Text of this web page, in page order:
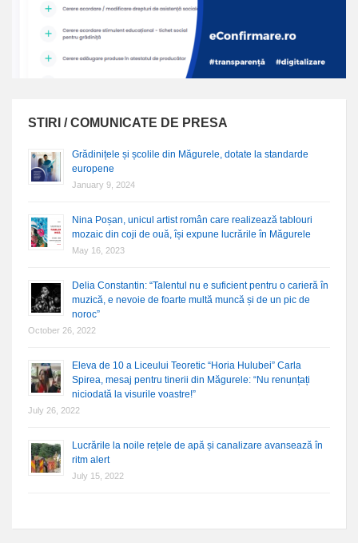
STIRI / COMUNICATE DE PRESA
Grădinițele și școlile din Măgurele, dotate la standarde
europene
January 9, 2024
Nina Poșan, unicul artist român care realizează tablouri
mozaic din coji de ouă, își expune lucrările în Măgurele
May 16, 2023
Delia Constantin: “Talentul nu e suficient pentru o carieră în
muzică, e nevoie de foarte multă muncă și de un pic de
noroc”
October 26, 2022
Eleva de 10 a Liceului Teoretic “Horia Hulubei” Carla
Spirea, mesaj pentru tinerii din Măgurele: “Nu renunțați
niciodată la visurile voastre!”
July 26, 2022
Lucrările la noile rețele de apă și canalizare avansează în
ritm alert
July 15, 2022